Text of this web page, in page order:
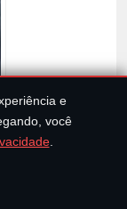
e
você
.